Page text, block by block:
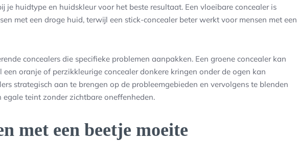
je huidtype en huidskleur voor het beste resultaat. Een vloeibare concealer is
met een droge huid, terwijl een stick-concealer beter werkt voor mensen met een
concealers die specifieke problemen aanpakken. Een groene concealer kan
oranje of perzikkleurige concealer donkere kringen onder de ogen kan
strategisch aan te brengen op de probleemgebieden en vervolgens te blenden
teint zonder zichtbare oneffenheden.
met een beetje moeite